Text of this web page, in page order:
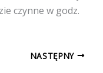
czynne w godz.
NASTĘPNY